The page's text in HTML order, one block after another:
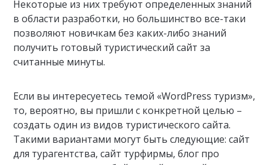
Некоторые из них требуют определенных знаний
в области разработки, но большинство все-таки
позволяют новичкам без каких-либо знаний
получить готовый туристический сайт за
считанные минуты.
Если вы интересуетесь темой «WordPress туризм»,
то, вероятно, вы пришли с конкретной целью –
создать один из видов туристического сайта.
Такими вариантами могут быть следующие: сайт
для турагентства, сайт турфирмы, блог про